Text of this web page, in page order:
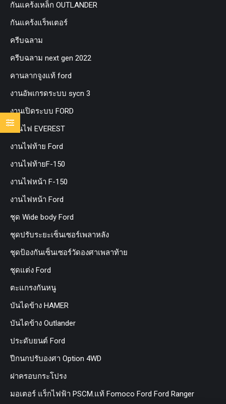
กันแคร้งเหล็ก OUTLANDER
กันแคร้งแร็พเตอร์
ครีบฉลาม
ครีบฉลาม next gen 2022
คานลากจูงแท้ ford
งานอัพเกรดระบบ sycn 3
งานเปิดระบบ FORD
งานไฟ EVEREST
งานไฟท้าย Ford
งานไฟท้ายF-150
งานไฟหน้า F-150
งานไฟหน้า Ford
ชุด Wide body Ford
ชุดปรับระยะเซ็นเซอร์เพลาหลัง
ชุดป้องกันเซ็นเซอร์วัดองศาเพลาท้าย
ชุดแต่ง Ford
ตะแกรงกันหนู
บันไดข้าง HAMER
บันไดข้าง Outlander
ประดับยนต์ Ford
ปีกนกปรับองศา Option 4WD
ฝาครอบกระโปรง
มอเตอร์ แร็กไฟฟ้า PSCM.แท้ Fomoco Ford Ford Ranger